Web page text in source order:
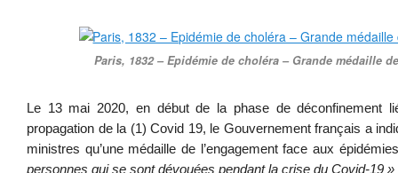
Paris, 1832 – Epidémie de choléra – Grande médaille
Le 13 mai 2020, en début de la phase de déconfinement
propagation de la (1) Covid 19, le Gouvernement français a
ministres qu’une médaille de l’engagement face aux
personnes qui se sont dévouées pendant la crise du Covid-19 »